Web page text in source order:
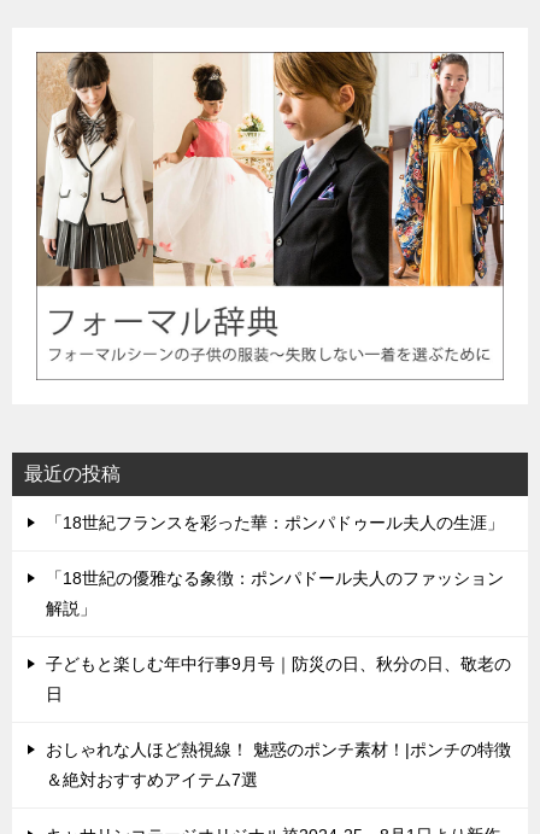
最近の投稿
「18世紀フランスを彩った華：ポンパドゥール夫人の生涯」
「18世紀の優雅なる象徴：ポンパドール夫人のファッション
解説」
子どもと楽しむ年中行事9月号｜防災の日、秋分の日、敬老の
日
おしゃれな人ほど熱視線！ 魅惑のポンチ素材！|ポンチの特徴
＆絶対おすすめアイテム7選